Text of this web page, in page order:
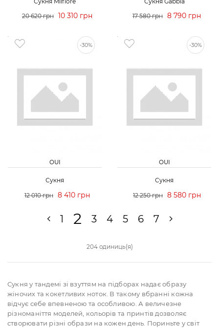
20 620 грн 10 310 грн 17 580 грн 8 790 грн
-30%
OUI
Сукня
12 010 грн 8 410 грн
-30%
OUI
Сукня
12 250 грн 8 580 грн
1 2 3 4 5 6 7
204 одиниць(я)
Сукня у тандемі зі взуттям на підборах надає образу
жіночих та кокетливих ноток. В такому вбранні кожна
відчує себе впевненою та особливою. А величезне
різноманіття моделей, кольорів та принтів дозволяє
створювати різні образи на кожен день. Пориньте у світ